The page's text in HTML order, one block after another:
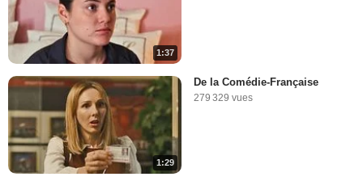
1:37
1:29
De la Comédie-Française
279 329 vues